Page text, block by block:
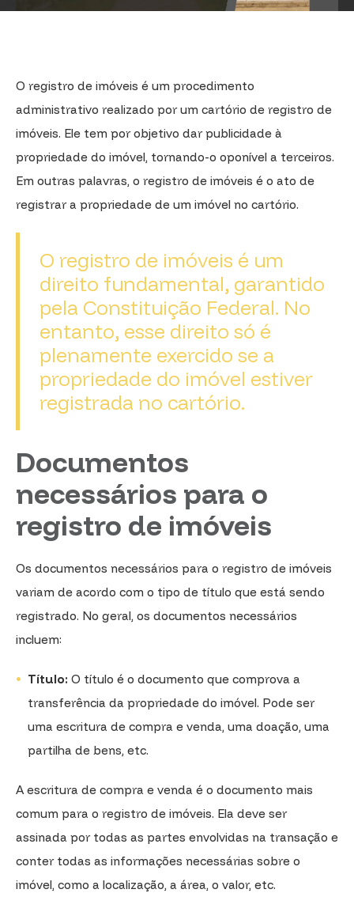
O registro de imóveis é um procedimento
administrativo realizado por um cartório de registro de
imóveis. Ele tem por objetivo dar publicidade à
propriedade do imóvel, tornando-o oponível a terceiros.
Em outras palavras, o registro de imóveis é o ato de
registrar a propriedade de um imóvel no cartório.
O registro de imóveis é um
direito fundamental, garantido
pela Constituição Federal. No
entanto, esse direito só é
plenamente exercido se a
propriedade do imóvel estiver
registrada no cartório.
Documentos
necessários para o
registro de imóveis
Os documentos necessários para o registro de imóveis
variam de acordo com o tipo de título que está sendo
registrado. No geral, os documentos necessários
incluem:
Título: O título é o documento que comprova a
transferência da propriedade do imóvel. Pode ser
uma escritura de compra e venda, uma doação, uma
partilha de bens, etc.
A escritura de compra e venda é o documento mais
comum para o registro de imóveis. Ela deve ser
assinada por todas as partes envolvidas na transação e
conter todas as informações necessárias sobre o
imóvel, como a localização, a área, o valor, etc.